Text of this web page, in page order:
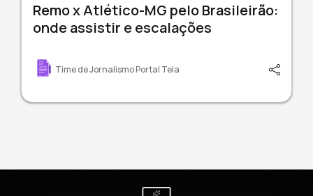
Remo x Atlético-MG pelo Brasileirão:
onde assistir e escalações
Time de Jornalismo Portal Tela